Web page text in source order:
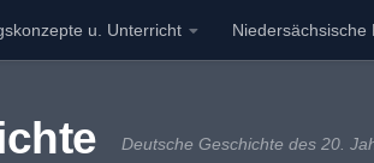
u. Unterricht Niedersächsische
Deutsche Geschichte des 20.